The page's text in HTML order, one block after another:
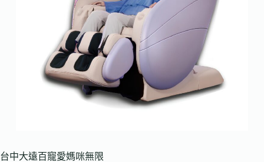
台中大遠百寵愛媽咪無限